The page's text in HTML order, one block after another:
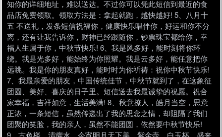
知你的详细地址，难以送达。不过你可以凭此短信到最近的食
品店免费领取。领取方法是：拿起就跑，越快越好! 5、八月十
五 不送礼，发条短信祝福你，健康快乐唱伴你，好运和你不分
离，还有让我告诉你，财神已经跟随你，钞票珠宝都给你，幸
福人生属于你，中秋节快乐! 6、我是风多好，能时刻将你环
绕。我是光多好，能始终为你照耀。我是云多好，能任意把你
远眺。我是你的朋友真好，能时时为你祈祷：祝你中秋节快乐!
7、我最亲爱的朋友，中国传统佳节，中秋节就到了，在这象征
团圆、美好、喜庆的日子里。短信送去我最诚挚的祝愿。祝合
家幸福，吉祥如意，生活美满! 8、秋意撩人，皓月当空，思意
正浓，一条短信，虽然传递出了我的思念之情，却阻隔了我们
团聚的笑脸，我的亲人，虽然不能团圆，依然要中秋节快乐!
9、古色楼，清癯水，今宵明月天下美。紫金壶，白玉杯，盛来